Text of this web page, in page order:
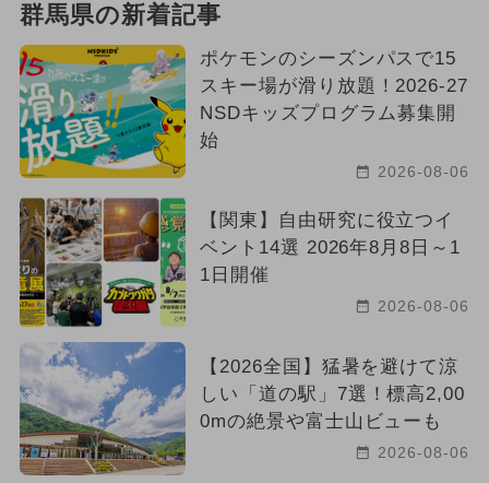
群馬県の新着記事
ポケモンのシーズンパスで15
スキー場が滑り放題！2026-27
NSDキッズプログラム募集開
始
2026-08-06
【関東】自由研究に役立つイ
ベント14選 2026年8月8日～1
1日開催
2026-08-06
【2026全国】猛暑を避けて涼
しい「道の駅」7選！標高2,00
0mの絶景や富士山ビューも
2026-08-06